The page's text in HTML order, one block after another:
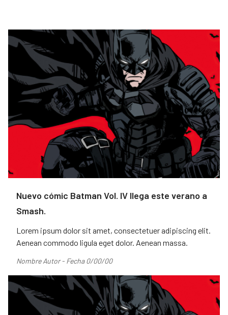
Nuevo cómic Batman Vol. IV llega este verano a
Smash.
Lorem ipsum dolor sit amet, consectetuer adipiscing elit.
Aenean commodo ligula eget dolor. Aenean massa.
Nombre Autor - Fecha 0/00/00